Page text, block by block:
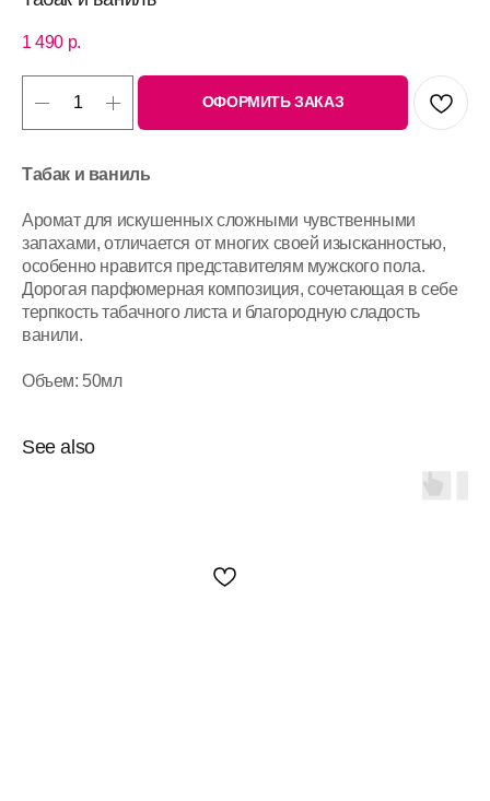
1 490 р.
ОФОРМИТЬ ЗАКАЗ
Табак и ваниль
Аромат для искушенных сложными чувственными
запахами, отличается от многих своей изысканностью,
особенно нравится представителям мужского пола.
Дорогая парфюмерная композиция, сочетающая в себе
терпкость табачного листа и благородную сладость
ванили.
Объем: 50мл
See also